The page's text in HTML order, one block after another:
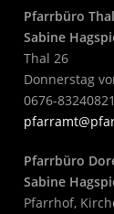
Pfarrbüro Thal
Sabine
Thal 26
Donnerstag
0676-
Pfarrbüro
Sabine
Pfarrhof,